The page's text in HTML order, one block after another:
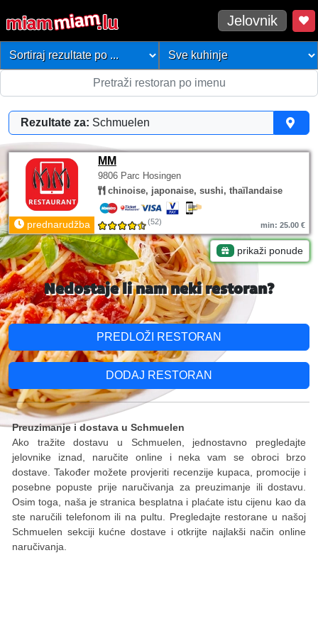
Jelovnik
Rezultate za: Schmuelen
MM
9806 Parc Hosingen
chinoise, japonaise, sushi, thaïlandaise
prednarudžba (52) min: 25.00 €
prikaži ponude
Nedostaje li nam neki restoran?
PREDLOŽI RESTORAN
DODAJ RESTORAN
Preuzimanje i dostava u Schmuelen
Ako tražite dostavu u Schmuelen, jednostavno pregledajte
jelovnike iznad, naručite online i neka vam se obroci brzo
dostave. Također možete provjeriti recenzije kupaca, promocije i
posebne popuste prije naručivanja za preuzimanje ili dostavu.
Osim toga, naša je stranica besplatna i plaćate istu cijenu kao da
ste naručili telefonom ili na pultu. Pregledajte restorane u našoj
Schmuelen sekciji kućne dostave i otkrijte najlakši način online
naručivanja.